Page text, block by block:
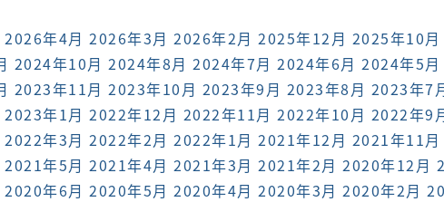
2026年4月 2026年3月 2026年2月 2025年12月 2025年10月
2024年10月 2024年8月 2024年7月 2024年6月 2024年5月
2023年11月 2023年10月 2023年9月 2023年8月 2023年7
2023年1月 2022年12月 2022年11月 2022年10月 2022年9
2022年3月 2022年2月 2022年1月 2021年12月 2021年11月
2021年5月 2021年4月 2021年3月 2021年2月 2020年12月
2020年6月 2020年5月 2020年4月 2020年3月 2020年2月